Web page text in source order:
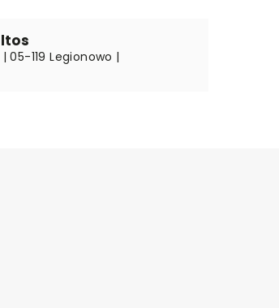
05-119 Legionowo |